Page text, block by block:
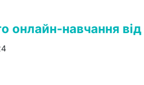
онлайн-навчання